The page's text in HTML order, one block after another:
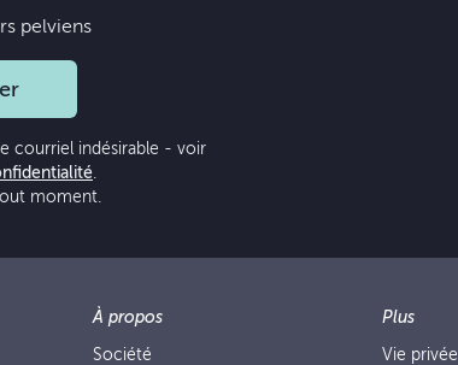
pelviens
courriel indésirable - voir
.
moment.
À propos
Société
Plus
Vie privée